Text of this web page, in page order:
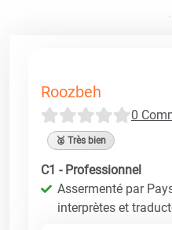
Roozbeh
0
🥈 Très bien
C1 - Professionnel
Assermenté par
interprètes et